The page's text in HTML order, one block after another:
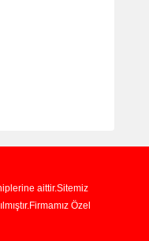
aittir.Sitemiz
Özel